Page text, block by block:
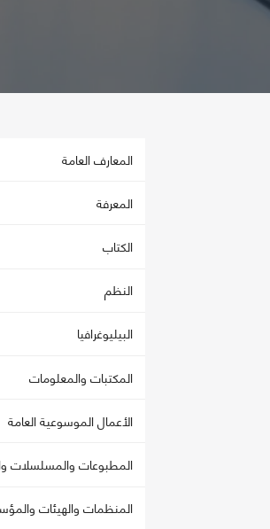
المعارف العامة
المعرفة
الكتاب
النظم
البيليوغرافيا
المكتبات والمعلومات
الأعمال الموسوعية العامة
المطبوعات والمسلسلات
المنظمات والهيئات